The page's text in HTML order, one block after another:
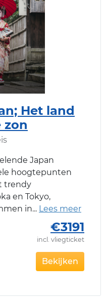
Het land
zon
Japan
hoogtepunten
trendy
en Tokyo,
in
€3191
incl. vliegticket
Bekijken